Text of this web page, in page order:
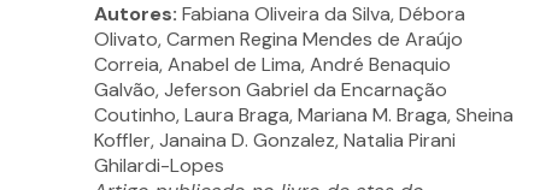
Autores: Fabiana Oliveira da Silva, Débora
Olivato, Carmen Regina Mendes de Araújo
Correia, Anabel de Lima, André Benaquio
Galvão, Jeferson Gabriel da Encarnação
Coutinho, Laura Braga, Mariana M. Braga, Sheina
Koffler, Janaina D. Gonzalez, Natalia Pirani
Ghilardi-Lopes